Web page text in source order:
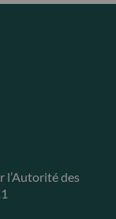
l’Autorité des